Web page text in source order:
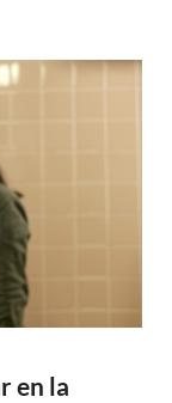
en la